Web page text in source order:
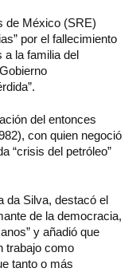
de México (SRE)
por el fallecimiento
a la familia del
del entonces
con quien negoció
“crisis del petróleo”
da Silva, destacó el
de la democracia,
y añadió que
trabajo como
tanto o más